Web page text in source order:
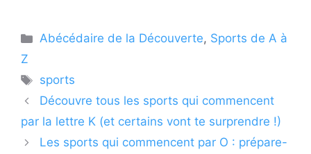
Catégories
Abécédaire de la Découverte, Sports de A à
Z
Étiquettes
sports
Découvre tous les sports qui commencent
par la lettre K (et certains vont te surprendre !)
Les sports qui commencent par O : prépare-